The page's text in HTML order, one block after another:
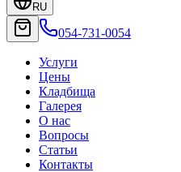
RU
054-731-0054
Услуги
Цены
Кладбища
Галерея
О нас
Вопросы
Статьи
Контакты